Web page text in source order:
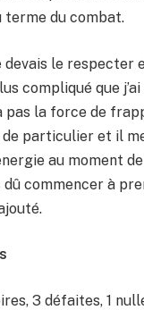
du combat.
devais le respecter
compliqué que
pas la force de
de particulier et il
au moment
dû commencer à
3 défaites, 1